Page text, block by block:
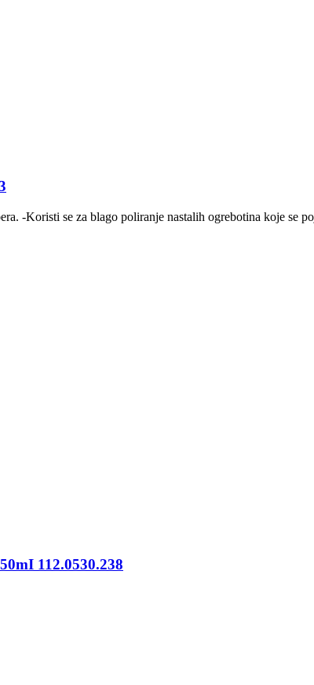
-Koristi se za blago poliranje nastalih ogrebotina koje se
112.0530.238